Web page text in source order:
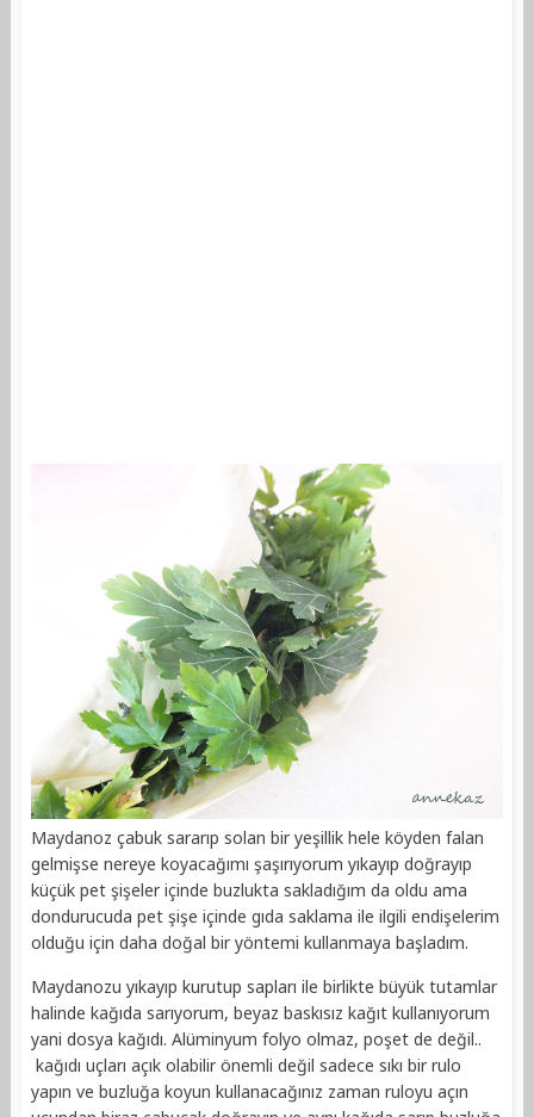
Maydanoz çabuk sararıp solan bir yeşillik hele köyden falan
gelmişse nereye koyacağımı şaşırıyorum yıkayıp doğrayıp
küçük pet şişeler içinde buzlukta sakladığım da oldu ama
dondurucuda pet şişe içinde gıda saklama ile ilgili endişelerim
olduğu için daha doğal bir yöntemi kullanmaya başladım.
Maydanozu yıkayıp kurutup sapları ile birlikte büyük tutamlar
halinde kağıda sarıyorum, beyaz baskısız kağıt kullanıyorum
yani dosya kağıdı. Alüminyum folyo olmaz, poşet de değil..
kağıdı uçları açık olabilir önemli değil sadece sıkı bir rulo
yapın ve buzluğa koyun kullanacağınız zaman ruloyu açın